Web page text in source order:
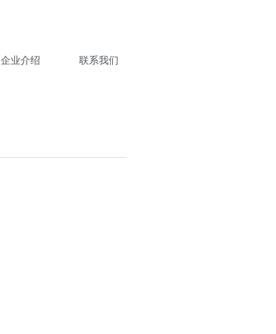
企业介绍 联系我们